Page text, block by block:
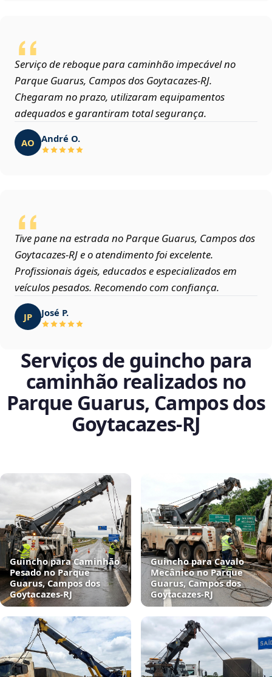
Serviço de reboque para caminhão impecável no
Parque Guarus, Campos dos Goytacazes‑RJ.
Chegaram no prazo, utilizaram equipamentos
adequados e garantiram total segurança.
AO André O.
Tive pane na estrada no Parque Guarus, Campos dos
Goytacazes‑RJ e o atendimento foi excelente.
Profissionais ágeis, educados e especializados em
veículos pesados. Recomendo com confiança.
JP José P.
Serviços de guincho para
caminhão realizados no
Parque Guarus, Campos dos
Goytacazes‑RJ
Guincho para Caminhão
Pesado no Parque
Guarus, Campos dos
Goytacazes‑RJ
Guincho para Cavalo
Mecânico no Parque
Guarus, Campos dos
Goytacazes‑RJ